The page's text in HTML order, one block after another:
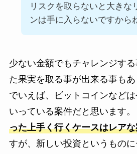
リスクを取らないと大きな
ンは手に入らないですから
少ない金額でもチャレンジす
た果実を取る事が出来る事も
でいえば、ビットコインなど
いっている案件だと思います。
った上手く行くケースはレア
すが、新しい投資というもの